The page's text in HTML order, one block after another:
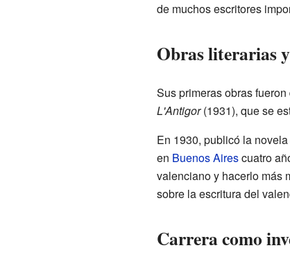
de muchos escritores
Obras literarias
Sus primeras obras
L'Antigor(1931), que se
En 1930, publicó la novela
en Buenos Airescuatro
valenciano y hacerlo más
sobre la escritura del
Carrera como